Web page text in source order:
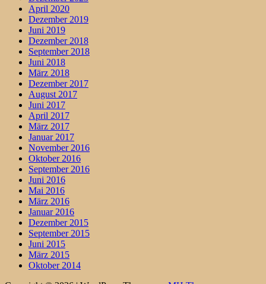
April 2020
Dezember 2019
Juni 2019
Dezember 2018
September 2018
Juni 2018
März 2018
Dezember 2017
August 2017
Juni 2017
April 2017
März 2017
Januar 2017
November 2016
Oktober 2016
September 2016
Juni 2016
Mai 2016
März 2016
Januar 2016
Dezember 2015
September 2015
Juni 2015
März 2015
Oktober 2014